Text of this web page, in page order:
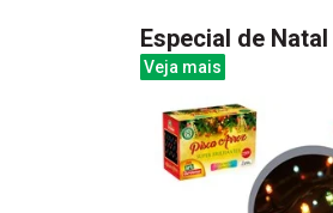
Especial de
Veja mais